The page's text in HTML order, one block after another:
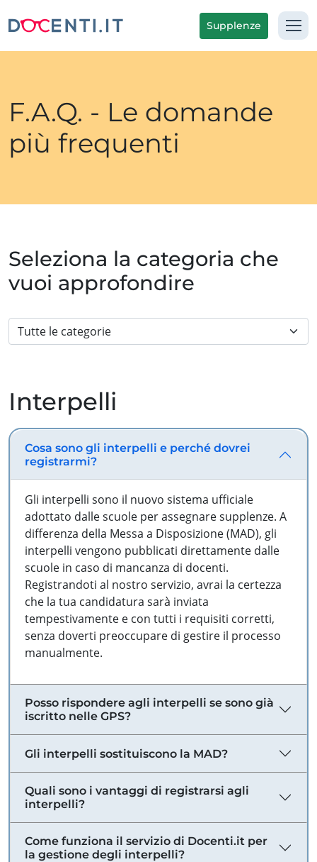
Supplenze
F.A.Q. - Le domande
più frequenti
Seleziona la categoria che
vuoi approfondire
Interpelli
Cosa sono gli interpelli e perché dovrei
registrarmi?
Gli interpelli sono il nuovo sistema ufficiale
adottato dalle scuole per assegnare supplenze. A
differenza della Messa a Disposizione (MAD), gli
interpelli vengono pubblicati direttamente dalle
scuole in caso di mancanza di docenti.
Registrandoti al nostro servizio, avrai la certezza
che la tua candidatura sarà inviata
tempestivamente e con tutti i requisiti corretti,
senza doverti preoccupare di gestire il processo
manualmente.
Posso rispondere agli interpelli se sono già
iscritto nelle GPS?
Gli interpelli sostituiscono la MAD?
Quali sono i vantaggi di registrarsi agli
interpelli?
Come funziona il servizio di Docenti.it per
la gestione degli interpelli?